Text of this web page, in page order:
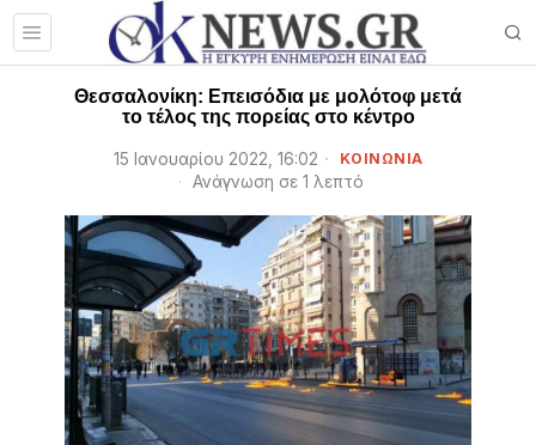
Θεσσαλονίκη: Επεισόδια με μολότοφ μετά
το τέλος της πορείας στο κέντρο
15 Ιανουαρίου 2022, 16:02 ΚΟΙΝΩΝΙΑ
Ανάγνωση σε 1 λεπτό